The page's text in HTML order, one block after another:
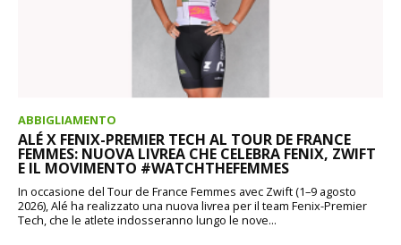
ABBIGLIAMENTO
ALÉ X FENIX-PREMIER TECH AL TOUR DE FRANCE
FEMMES: NUOVA LIVREA CHE CELEBRA FENIX, ZWIFT
E IL MOVIMENTO #WATCHTHEFEMMES
In occasione del Tour de France Femmes avec Zwift (1–9 agosto
2026), Alé ha realizzato una nuova livrea per il team Fenix-Premier
Tech, che le atlete indosseranno lungo le nove...